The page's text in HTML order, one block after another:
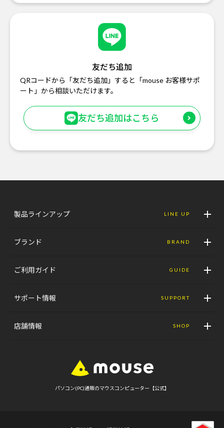
友だち追加
QRコードから「友だち追加」すると「mouse お客様サポ
ート」から相談いただけます。
友だち追加はこちら
製品ラインアップ LINE UP
ブランド BRAND
ご利用ガイド GUIDE
サポート情報 SUPPORT
店舗情報 SHOP
パソコン(PC)通販のマウスコンピューター【公式】